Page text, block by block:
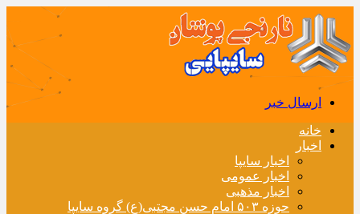
ارسال خبر
خانه
اخبار
اخبار سایپا
اخبار عمومی
اخبار مذهبی
حوزه ۵۰۳ امام حسن مجتبی(ع) گروه سایپا